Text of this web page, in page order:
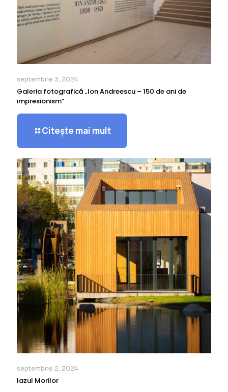
septembrie 3, 2024
Galeria fotografică „Ion Andreescu – 150 de ani de
impresionism”
Citește mai mult
septembrie 2, 2024
Iazul Morilor